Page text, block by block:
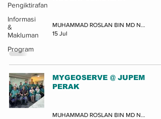
Pengiktirafan
Informasi
&
Makluman
Program
MUHAMMAD ROSLAN BIN MD NOR (JUPEM-BPDGN)
15 Jul
MYGEOSERVE @ JUPEM
PERAK
MUHAMMAD ROSLAN BIN MD NOR (JUPEM-BPDGN)